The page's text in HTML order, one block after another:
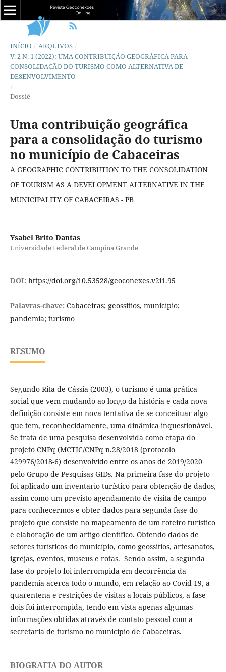
INÍCIO / ARQUIVOS /
V. 2 N. 1 (2022): UMA CONTRIBUIÇÃO GEOGRÁFICA PARA
CONSOLIDAÇÃO DO TURISMO COMO ALTERNATIVA DE
DESENVOLVIMENTO
/
Dossiê
Uma contribuição geográfica
para a consolidação do turismo
no município de Cabaceiras
A GEOGRAPHIC CONTRIBUTION TO THE CONSOLIDATION
OF TOURISM AS A DEVELOPMENT ALTERNATIVE IN THE
MUNICIPALITY OF CABACEIRAS - PB
Ysabel Brito Dantas
Universidade Federal de Campina Grande
DOI: https://doi.org/10.53528/geoconexes.v2i1.95
Palavras-chave: Cabaceiras; geossitios, município;
pandemia; turismo
RESUMO
Segundo Rita de Cássia (2003), o turismo é uma prática
social que vem mudando ao longo da história e cada nova
definição consiste em nova tentativa de se conceituar algo
que tem, reconhecidamente, uma dinâmica inquestionável.
Se trata de uma pesquisa desenvolvida como etapa do
projeto CNPq (MCTIC/CNPq n.28/2018 (protocolo
429976/2018-6) desenvolvido entre os anos de 2019/2020
pelo Grupo de Pesquisas GIDs. Na primeira fase do projeto
foi aplicado um inventario turístico para obtenção de dados,
assim como um previsto agendamento de visita de campo
para conhecermos e obter dados para segunda fase do
projeto que consiste no mapeamento de um roteiro turístico
e elaboração de um artigo científico. Obtendo dados de
setores turísticos do município, como geossitios, artesanatos,
igrejas, eventos, museus e rotas. Sendo assim, a segunda
fase do projeto foi interrompida em decorrência da
pandemia acerca todo o mundo, em relação ao Covid-19, a
quarentena e restrições de visitas a locais públicos, a fase
dois foi interrompida, tendo em vista apenas algumas
informações obtidas através de contato pessoal com a
secretaria de turismo no município de Cabaceiras.
BIOGRAFIA DO AUTOR